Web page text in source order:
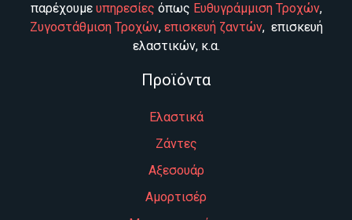
παρέχουμε υπηρεσίες όπως Ευθυγράμμιση Τροχών,
Ζυγοστάθμιση Τροχών, επισκευή ζαντών, επισκευή
ελαστικών, κ.α.
Προϊόντα
Ελαστικά
Ζάντες
Αξεσουάρ
Αμορτισέρ